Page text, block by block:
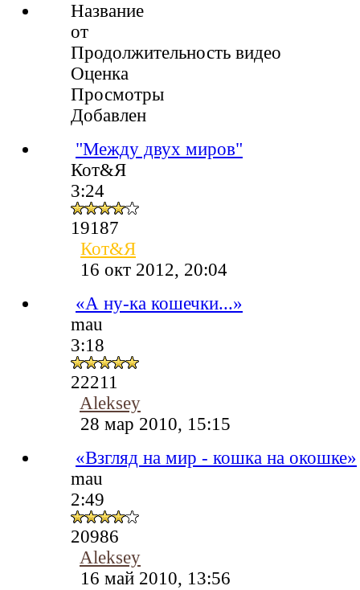
Название
от
Продолжительность видео
Оценка
Просмотры
Добавлен
"Между двух миров"
Кот&Я
3:24
19187
Кот&Я
16 окт 2012, 20:04
«А ну-ка кошечки...»
mau
3:18
22211
Aleksey
28 мар 2010, 15:15
«Взгляд на мир - кошка на окошке»
mau
2:49
20986
Aleksey
16 май 2010, 13:56